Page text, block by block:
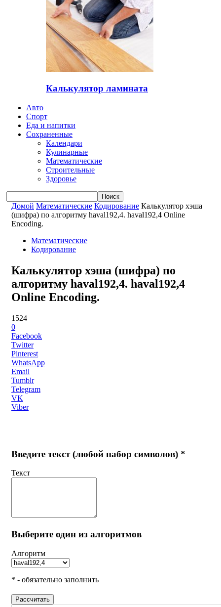
Калькулятор ламината
Авто
Спорт
Еда и напитки
Сохраненные
Календари
Кулинарные
Математические
Строительные
Здоровье
Домой Математические Кодирование Калькулятор хэша
(шифра) по алгоритму haval192,4. haval192,4 Online
Encoding.
Математические
Кодирование
Калькулятор хэша (шифра) по
алгоритму haval192,4. haval192,4
Online Encoding.
1524
0
Facebook
Twitter
Pinterest
WhatsApp
Email
Tumblr
Telegram
VK
Viber
Введите текст (любой набор символов) *
Текст
Выберите один из алгоритмов
Алгоритм
* - обязательно заполнить
Рассчитать